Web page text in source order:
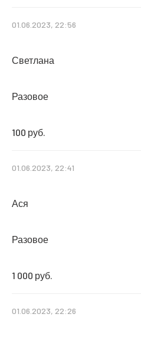
01.06.2023, 22:56
Светлана
Разовое
100 руб.
01.06.2023, 22:41
Ася
Разовое
1 000 руб.
01.06.2023, 22:26